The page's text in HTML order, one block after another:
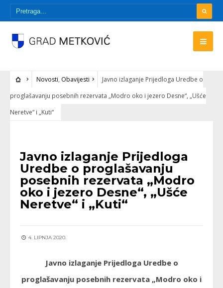
Novosti, Obavijesti
Javno izlaganje Prijedloga Uredbe o
proglašavanju posebnih rezervata „Modro oko i jezero Desne“, „Ušće
Neretve“ i „Kuti“
Javno izlaganje Prijedloga
Uredbe o proglašavanju
posebnih rezervata „Modro
oko i jezero Desne“, „Ušće
Neretve“ i „Kuti“
4. LIPNJA 2020.
Javno izlaganje Prijedloga Uredbe o
proglašavanju posebnih rezervata „Modro oko i